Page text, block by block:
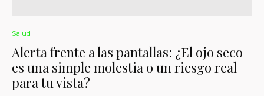
Salud
Alerta frente a las pantallas: ¿El ojo seco
es una simple molestia o un riesgo real
para tu vista?